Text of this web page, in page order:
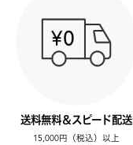
送料無料＆スピード配送
15,000円（税込）以上